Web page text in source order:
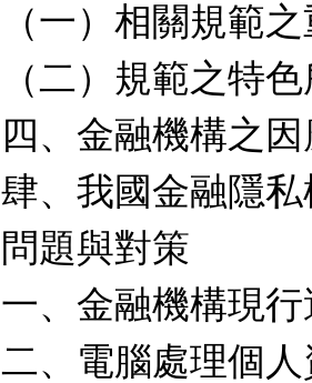
（一）相關規範
（二）規範之特
四、金融機構之
肆、我國金融隱
問題與對策
一、金融機構現
二、電腦處理個